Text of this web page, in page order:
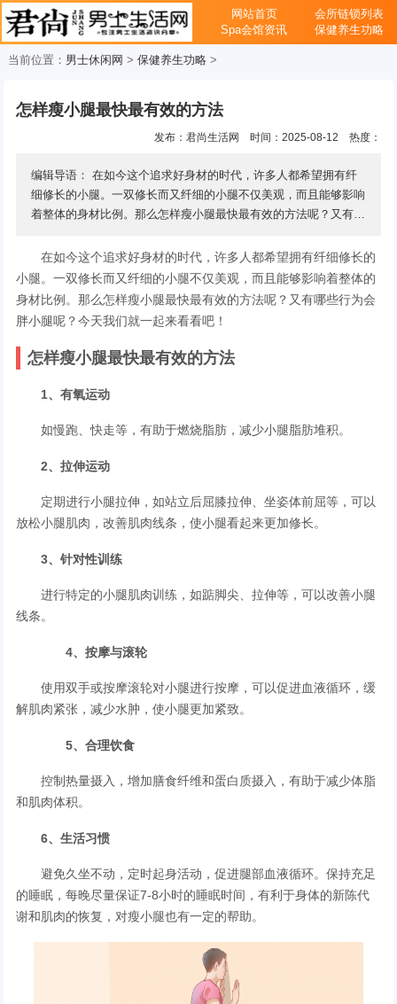
网站首页
会所链锁列表
Spa会馆资讯
保健养生功略
当前位置： 男士休闲网 > 保健养生功略 >
怎样瘦小腿最快最有效的方法
发布：君尚生活网 时间：2025-08-12 热度：
编辑导语： 在如今这个追求好身材的时代，许多人都希望拥有纤
细修长的小腿。一双修长而又纤细的小腿不仅美观，而且能够影响
着整体的身材比例。那么怎样瘦小腿最快最有效的方法呢？又有哪
在如今这个追求好身材的时代，许多人都希望拥有纤细修长的
小腿。一双修长而又纤细的小腿不仅美观，而且能够影响着整体的
身材比例。那么怎样瘦小腿最快最有效的方法呢？又有哪些行为会
胖小腿呢？今天我们就一起来看看吧！
怎样瘦小腿最快最有效的方法
1、有氧运动
如慢跑、快走等，有助于燃烧脂肪，减少小腿脂肪堆积。
2、拉伸运动
定期进行小腿拉伸，如站立后屈膝拉伸、坐姿体前屈等，可以
放松小腿肌肉，改善肌肉线条，使小腿看起来更加修长。
3、针对性训练
进行特定的小腿肌肉训练，如踮脚尖、拉伸等，可以改善小腿
线条。
4、按摩与滚轮
使用双手或按摩滚轮对小腿进行按摩，可以促进血液循环，缓
解肌肉紧张，减少水肿，使小腿更加紧致。
5、合理饮食
控制热量摄入，增加膳食纤维和蛋白质摄入，有助于减少体脂
和肌肉体积。
6、生活习惯
避免久坐不动，定时起身活动，促进腿部血液循环。保持充足
的睡眠，每晚尽量保证7-8小时的睡眠时间，有利于身体的新陈代
谢和肌肉的恢复，对瘦小腿也有一定的帮助。